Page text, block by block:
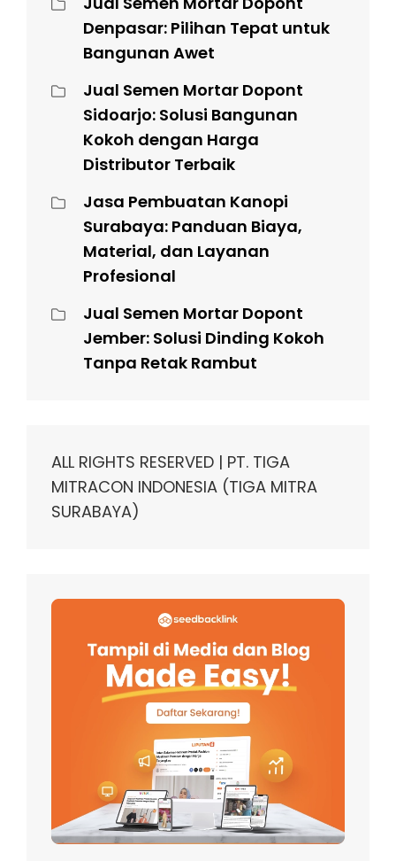
Denpasar: Pilihan Tepat untuk
Bangunan Awet
Jual Semen Mortar Dopont
Sidoarjo: Solusi Bangunan
Kokoh dengan Harga
Distributor Terbaik
Jasa Pembuatan Kanopi
Surabaya: Panduan Biaya,
Material, dan Layanan
Profesional
Jual Semen Mortar Dopont
Jember: Solusi Dinding Kokoh
Tanpa Retak Rambut
ALL RIGHTS RESERVED | PT. TIGA
MITRACON INDONESIA (TIGA MITRA
SURABAYA)